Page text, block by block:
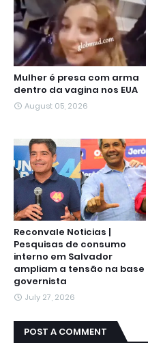
Mulher é presa com arma
dentro da vagina nos EUA
August 05, 2026
Reconvale Noticias |
Pesquisas de consumo
interno em Salvador
ampliam a tensão na base
governista
July 27, 2026
POST A COMMENT